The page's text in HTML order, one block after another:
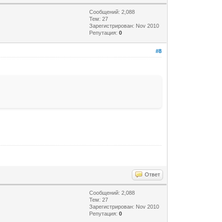
Сообщений: 2,088
Тем: 27
Зарегистрирован: Nov 2010
Репутация:0
#8
Ответ
Сообщений: 2,088
Тем: 27
Зарегистрирован: Nov 2010
Репутация:0